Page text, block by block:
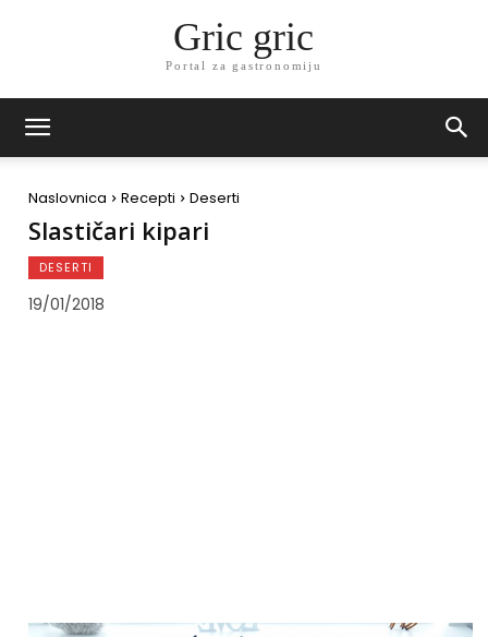
Gric gric
Portal za gastronomiju
Naslovnica Recepti Deserti
Slastičari kipari
DESERTI
19/01/2018